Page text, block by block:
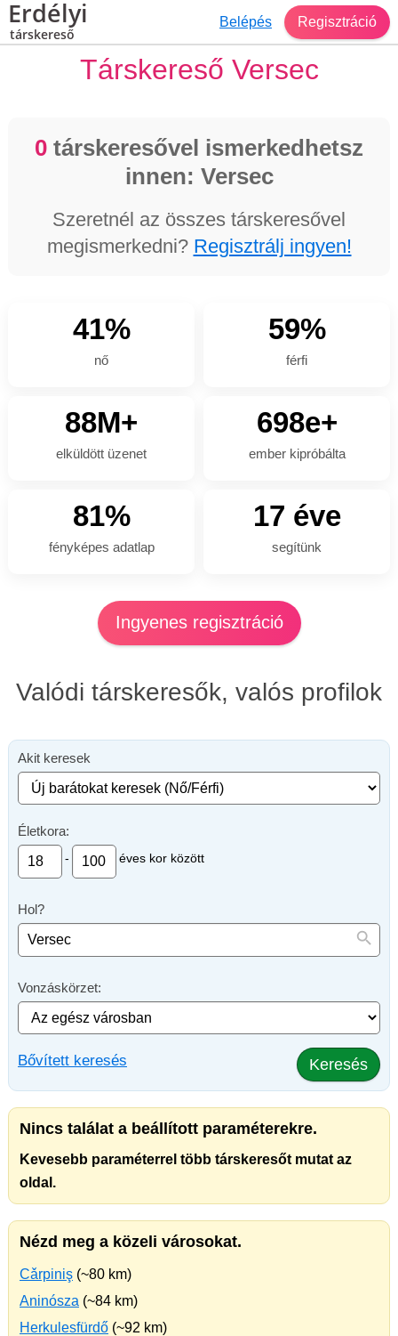
Erdélyi
társkereső
Belépés Regisztráció
Társkereső Versec
0 társkeresővel ismerkedhetsz
innen: Versec
Szeretnél az összes társkeresővel
megismerkedni? Regisztrálj ingyen!
41%
nő
59%
férfi
88M+
elküldött üzenet
698e+
ember kipróbálta
81%
fényképes adatlap
17 éve
segítünk
Ingyenes regisztráció
Valódi társkeresők, valós profilok
Akit keresek
Életkora:
- éves kor között
Hol?
Vonzáskörzet:
Bővített keresés Keresés
Nincs találat a beállított paraméterekre.
Kevesebb paraméterrel több társkeresőt mutat az
oldal.
Nézd meg a közeli városokat.
Cǎrpiniş (~80 km)
Aninósza (~84 km)
Herkulesfürdő (~92 km)